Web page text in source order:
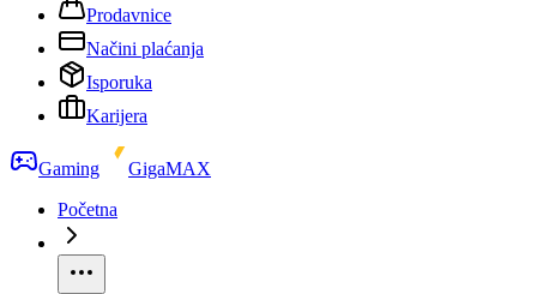
Prodavnice
Načini plaćanja
Isporuka
Karijera
Gaming
GigaMAX
Početna